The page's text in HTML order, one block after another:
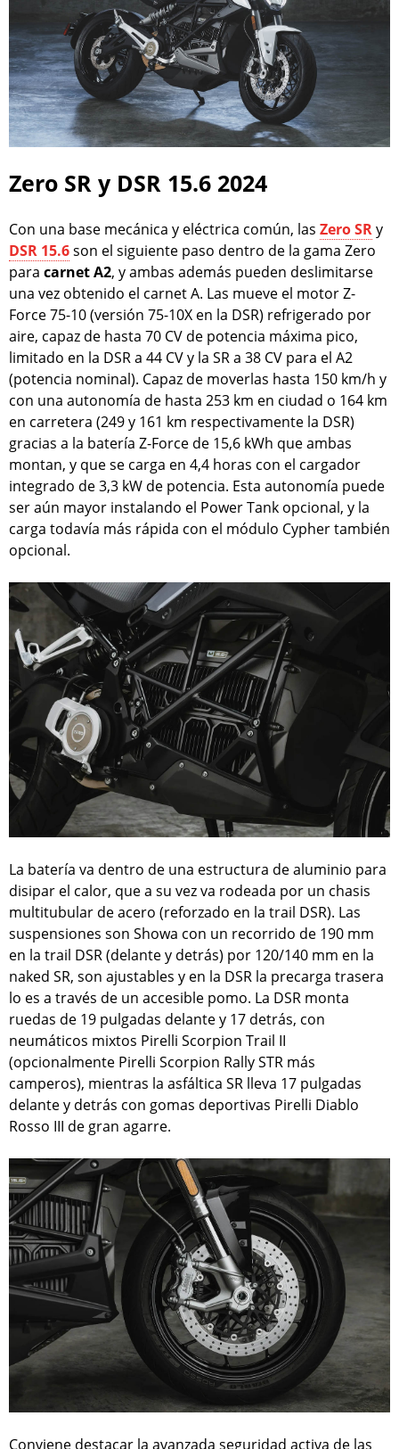
Zero SR y DSR 15.6 2024
Con una base mecánica y eléctrica común, las Zero SRy
DSR 15.6son el siguiente paso dentro de la gama Zero
para carnet A2, y ambas además pueden deslimitarse
una vez obtenido el carnet A. Las mueve el motor Z-
Force 75-10 (versión 75-10X en la DSR) refrigerado por
aire, capaz de hasta 70 CV de potencia máxima pico,
limitado en la DSR a 44 CV y la SR a 38 CV para el A2
(potencia nominal). Capaz de moverlas hasta 150 km/h y
con una autonomía de hasta 253 km en ciudad o 164 km
en carretera (249 y 161 km respectivamente la DSR)
gracias a la batería Z-Force de 15,6 kWh que ambas
montan, y que se carga en 4,4 horas con el cargador
integrado de 3,3 kW de potencia. Esta autonomía puede
ser aún mayor instalando el Power Tank opcional, y la
carga todavía más rápida con el módulo Cypher también
opcional.
La batería va dentro de una estructura de aluminio para
disipar el calor, que a su vez va rodeada por un chasis
multitubular de acero (reforzado en la trail DSR). Las
suspensiones son Showa con un recorrido de 190 mm
en la trail DSR (delante y detrás) por 120/140 mm en la
naked SR, son ajustables y en la DSR la precarga trasera
lo es a través de un accesible pomo. La DSR monta
ruedas de 19 pulgadas delante y 17 detrás, con
neumáticos mixtos Pirelli Scorpion Trail II
(opcionalmente Pirelli Scorpion Rally STR más
camperos), mientras la asfáltica SR lleva 17 pulgadas
delante y detrás con gomas deportivas Pirelli Diablo
Rosso III de gran agarre.
Conviene destacar la avanzada seguridad activa de las